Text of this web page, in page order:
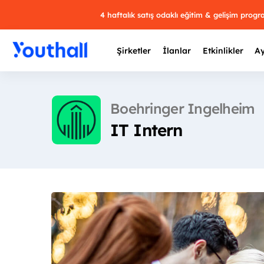
4 haftalık satış odaklı eğitim & gelişim
Şirketler İlanlar Etkinlikler
Boehringer Ingelheim
IT Intern